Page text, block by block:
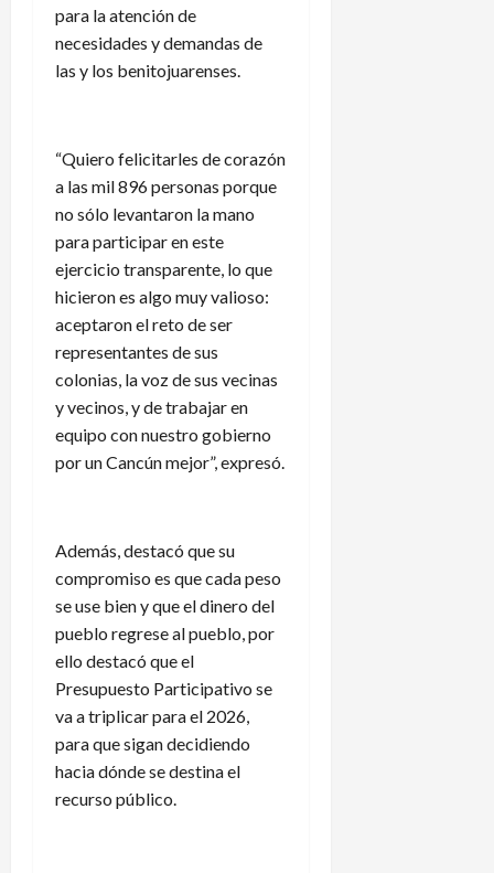
para la atención de
necesidades y demandas de
las y los benitojuarenses.
“Quiero felicitarles de corazón
a las mil 896 personas porque
no sólo levantaron la mano
para participar en este
ejercicio transparente, lo que
hicieron es algo muy valioso:
aceptaron el reto de ser
representantes de sus
colonias, la voz de sus vecinas
y vecinos, y de trabajar en
equipo con nuestro gobierno
por un Cancún mejor”, expresó.
Además, destacó que su
compromiso es que cada peso
se use bien y que el dinero del
pueblo regrese al pueblo, por
ello destacó que el
Presupuesto Participativo se
va a triplicar para el 2026,
para que sigan decidiendo
hacia dónde se destina el
recurso público.